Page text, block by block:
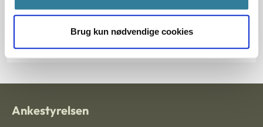
Brug kun nødvendige cookies
Journalnummer
Ankestyrelsen